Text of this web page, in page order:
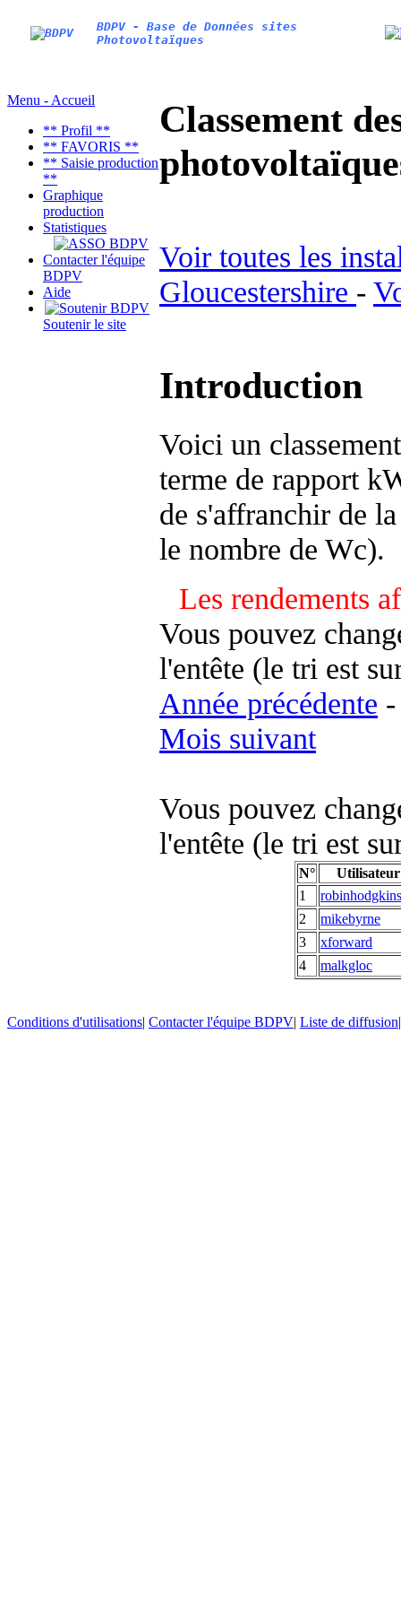
BDPV - Base de Données sites
Photovoltaïques
Menu - Accueil
** Profil **
** FAVORIS **
** Saisie production
**
Graphique
production
Statistiques
Contacter l'équipe
BDPV
Aide
Soutenir le site
Classement
Voir toutes les
Gloucestershire -
Introduction
Voici un
terme de rapport
de s'affranchir de
le nombre de Wc).
Les rendements
Vous pouvez
l'entête (le tri est
Année précédente -
Mois suivant
Vous pouvez
l'entête (le tri est
N°
Utilisateur
1
2
mikebyrne
3
xforward
4
malkgloc
Conditions d'utilisations| Contacter l'équipe BDPV| Liste de diffusion